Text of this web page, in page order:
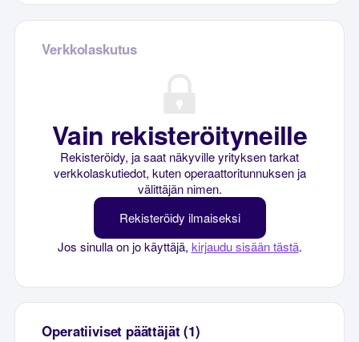
Verkkolaskutus
Vain rekisteröityneille
Rekisteröidy, ja saat näkyville yrityksen tarkat
verkkolaskutiedot, kuten operaattoritunnuksen ja
välittäjän nimen.
Rekisteröidy ilmaiseksi
Jos sinulla on jo käyttäjä, kirjaudu sisään tästä.
Operatiiviset päättäjät (1)